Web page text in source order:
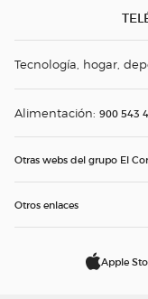
Tecnología, hogar,
Alimentación: 900 543
Otras webs del grupo El
Otros enlaces
Apple